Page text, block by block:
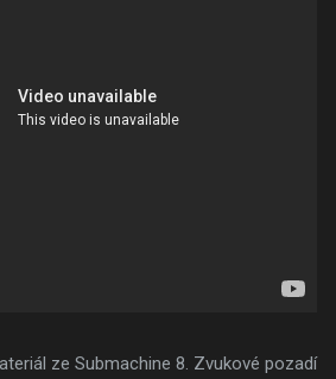
ze Submachine 8. Zvukové pozadí